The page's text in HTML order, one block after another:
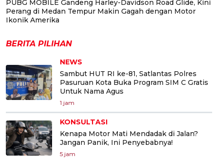
PUBG MOBILE Gandeng Harley-Davidson Road Glide, Kini
Perang di Medan Tempur Makin Gagah dengan Motor
Ikonik Amerika
BERITA PILIHAN
NEWS
Sambut HUT RI ke-81, Satlantas Polres
Pasuruan Kota Buka Program SIM C Gratis
Untuk Nama Agus
1 jam
KONSULTASI
Kenapa Motor Mati Mendadak di Jalan?
Jangan Panik, Ini Penyebabnya!
5 jam